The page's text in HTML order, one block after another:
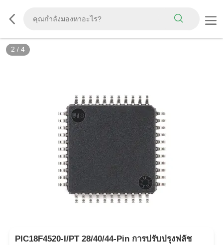
2 / 4
PIC18F4520-I/PT 28/40/44-Pin การปรับปรุงฟลัช